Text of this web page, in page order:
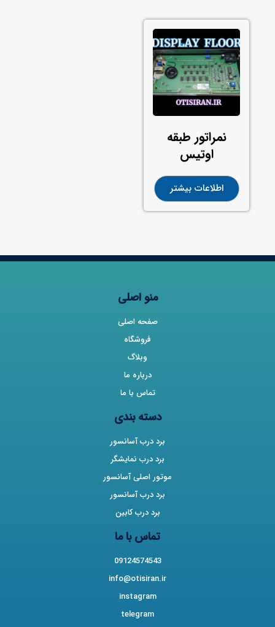
نمراتور طبقه
اوتیس
اطلاعات بیشتر
منو اصلی
صفحه اصلی
فروشگاه
وبلاگ
درباره ما
تماس با ما
دسته بندی
برد درب آسانسور
برد درب نمایشگر
موتور اصلی آسانسور
برد درب آسانسور
برد درب کابین
تماس با ما
09124574543
info@otisiran.ir
instagram
telegram